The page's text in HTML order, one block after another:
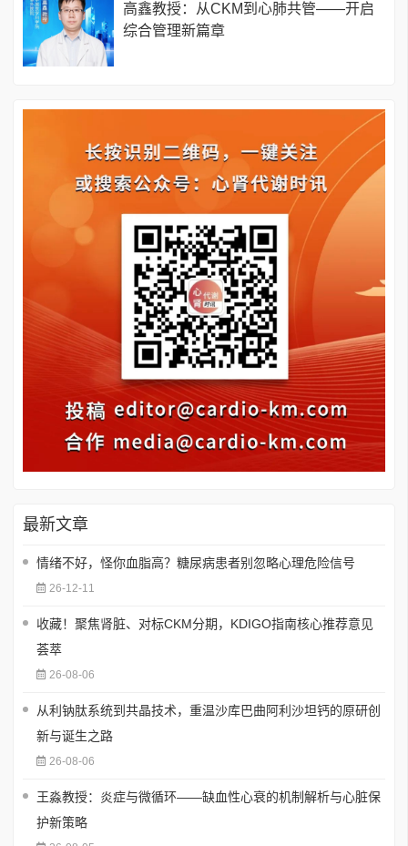
高鑫教授：从CKM到心肺共管——开启
综合管理新篇章
最新文章
情绪不好，怪你血脂高？糖尿病患者别忽略心理危险信号
26-12-11
收藏！聚焦肾脏、对标CKM分期，KDIGO指南核心推荐意见
荟萃
26-08-06
从利钠肽系统到共晶技术，重温沙库巴曲阿利沙坦钙的原研创
新与诞生之路
26-08-06
王淼教授：炎症与微循环——缺血性心衰的机制解析与心脏保
护新策略